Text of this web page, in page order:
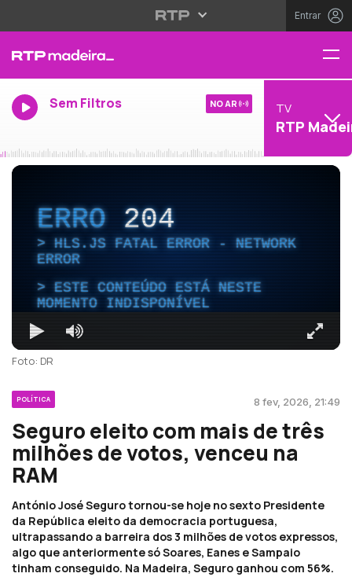
Entrar
Sem Filtros NO AR TV
RTP
ERRO204
HLS.JS FATAL ERROR - NETWORK
ERROR
ESTE CONTEÚDO ESTÁ NESTE
MOMENTO INDISPONÍVEL
Foto: DR
POLÍTICA 8 fev, 2026, 21:49
Seguro eleito com mais de três
milhões de votos, venceu na
RAM
António José Seguro tornou-se hoje no sexto Presidente
da República eleito da democracia portuguesa,
ultrapassando a barreira dos 3 milhões de votos expressos,
algo que anteriormente só Soares, Eanes e Sampaio
tinham conseguido. Na Madeira, Seguro ganhou com 56%.